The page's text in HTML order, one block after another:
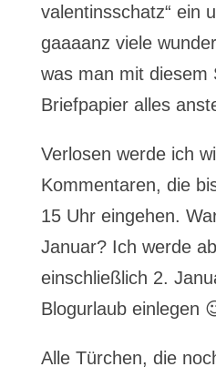
valentinsschatz“ ein
gaaaanz viele
was man mit diesem
Briefpapier alles
Verlosen werde ich
Kommentaren, die
15 Uhr eingehen.
Januar? Ich werde
einschließlich 2.
Blogurlaub einlegen
Alle Türchen, die